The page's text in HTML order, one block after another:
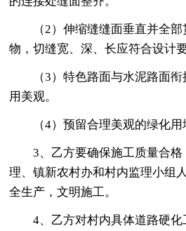
（2）伸缩缝缝面垂直并全
物，切缝宽、深、长应符合设计要
（3）特色路面与水泥路面
用美观。
（4）预留合理美观的绿化用
3、乙方要确保施工质量合
理、镇新农村办和村内监理小组
全生产，文明施工。
4、乙方对村内具体道路硬